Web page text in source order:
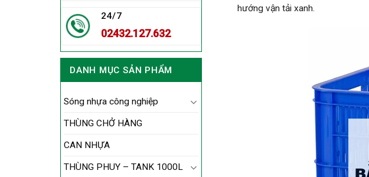
24/7
02432.127.632
DANH MỤC SẢN PHẨM
Sóng nhựa công nghiệp
THÙNG CHỞ HÀNG
CAN NHỰA
THÙNG PHUY – TANK 1000L
hướng vận tải xanh.